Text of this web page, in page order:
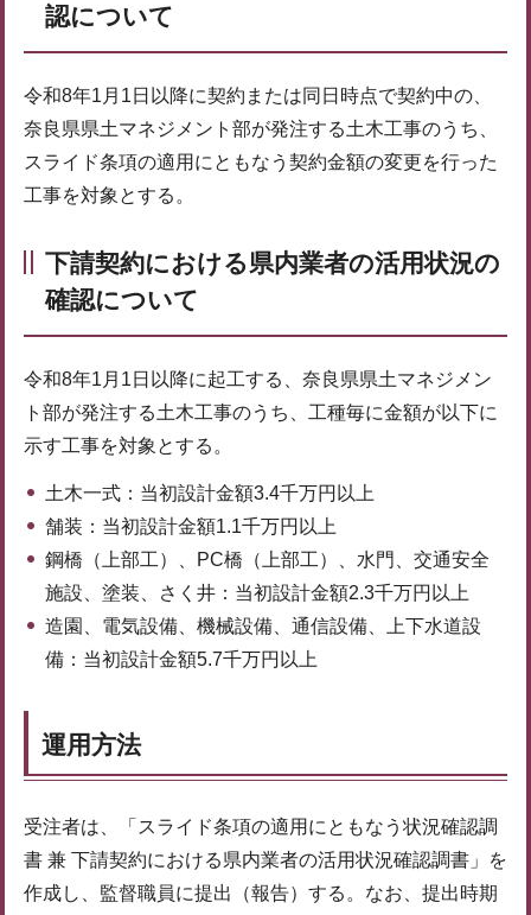
認について
令和8年1月1日以降に契約または同日時点で契約中の、
奈良県県土マネジメント部が発注する土木工事のうち、
スライド条項の適用にともなう契約金額の変更を行った
工事を対象とする。
下請契約における県内業者の活用状況の
確認について
令和8年1月1日以降に起工する、奈良県県土マネジメン
ト部が発注する土木工事のうち、工種毎に金額が以下に
示す工事を対象とする。
土木一式：当初設計金額3.4千万円以上
舗装：当初設計金額1.1千万円以上
鋼橋（上部工）、PC橋（上部工）、水門、交通安全
施設、塗装、さく井：当初設計金額2.3千万円以上
造園、電気設備、機械設備、通信設備、上下水道設
備：当初設計金額5.7千万円以上
運用方法
受注者は、「スライド条項の適用にともなう状況確認調
書 兼 下請契約における県内業者の活用状況確認調書」を
作成し、監督職員に提出（報告）する。なお、提出時期